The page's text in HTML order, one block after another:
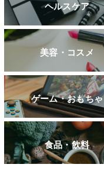
ヘルスケア
美容・コスメ
ゲーム・おもちゃ
食品・飲料